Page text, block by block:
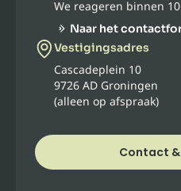
We reageren binnen
Naar het
Vestigingsadres
Cascadeplein 10
9726 AD Groningen
(alleen op afspraak)
Contact